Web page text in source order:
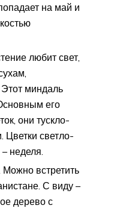
на май и
любит свет,
Этот миндаль
его
они тускло-
Цветки светло-
неделя.
встретить
С виду –
дерево с